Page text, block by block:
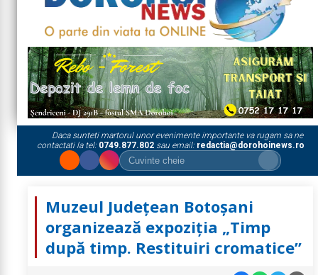
Daca sunteti martorul unor evenimente importante va rugam sa ne
contactati la tel: 0749.877.802sau email: redactia@dorohoinews.ro
Muzeul Județean Botoșani
organizează expoziția „Timp
după timp. Restituiri cromatice”